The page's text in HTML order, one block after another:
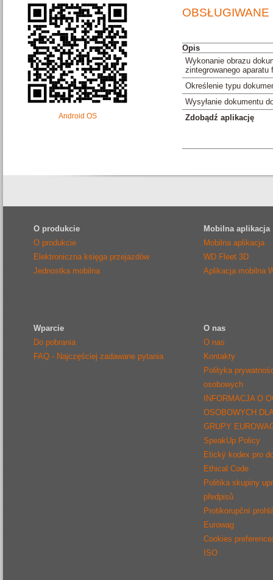
Android OS
Opis
Wykonanie obrazu
zintegrowanego aparatu
Określenie typu
Wysyłanie dokumentu
Zdobądź aplikację
O produkcie
O produkcie
Elektroniczna księga przejazdów
Jednostka mobilna
Mobilna aplikacja
Mobilna aplikacja
WD Fleet 3D
Aplikacja mobilna
Wparcie
Do pobrania
FAQ - Najczęściej zadawane pytania
O nas
O nas
Kontakty
Polityka
osobowych
INFORMACJA O
OSOBOWYCH
GRUPY
SpeakUp Policy
Etický kodex pro
Ethical Code
Politika skupiny
předpisů
Protikorupční
Eurowag
Cookies
ISO